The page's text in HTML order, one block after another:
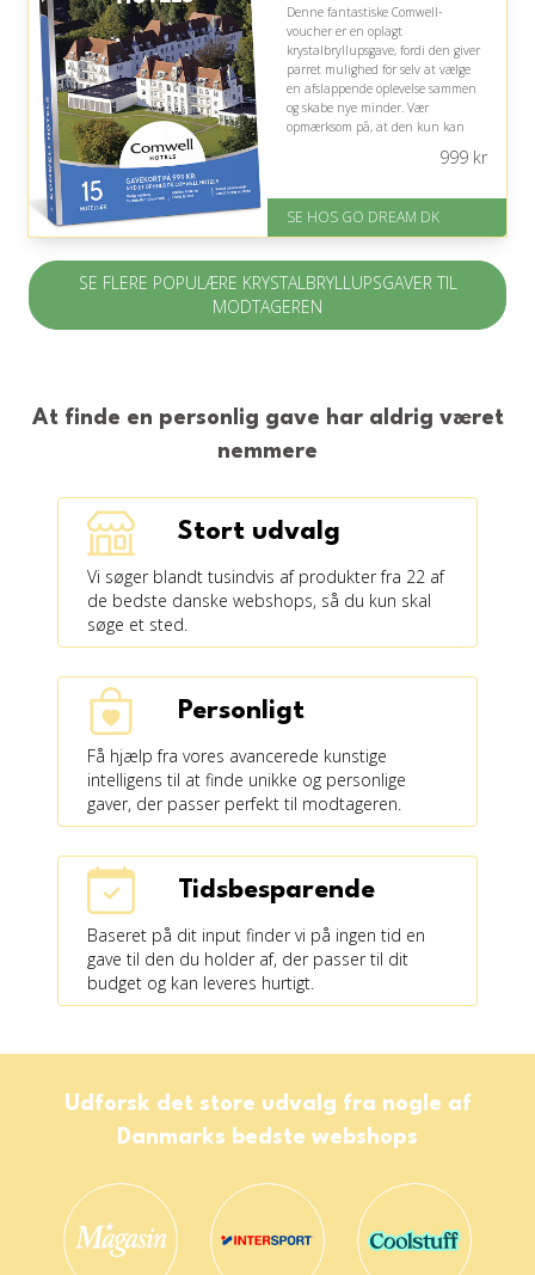
Denne fantastiske Comwell-
voucher er en oplagt
krystalbryllupsgave, fordi den giver
parret mulighed for selv at vælge
en afslappende oplevelse sammen
og skabe nye minder. Vær
opmærksom på, at den kun kan
På lager
Levering: E-gavekort kan leveres
inden for 1 time
999kr
SE HOS GO DREAM DK
SE FLERE POPULÆRE KRYSTALBRYLLUPSGAVER TIL
MODTAGEREN
At finde en personlig gave har aldrig været
nemmere
Stort udvalg
Vi søger blandt tusindvis af produkter fra 22 af
de bedste danske webshops, så du kun skal
søge et sted.
Personligt
Få hjælp fra vores avancerede kunstige
intelligens til at finde unikke og personlige
gaver, der passer perfekt til modtageren.
Tidsbesparende
Baseret på dit input finder vi på ingen tid en
gave til den du holder af, der passer til dit
budget og kan leveres hurtigt.
Udforsk det store udvalg fra nogle af
Danmarks bedste webshops